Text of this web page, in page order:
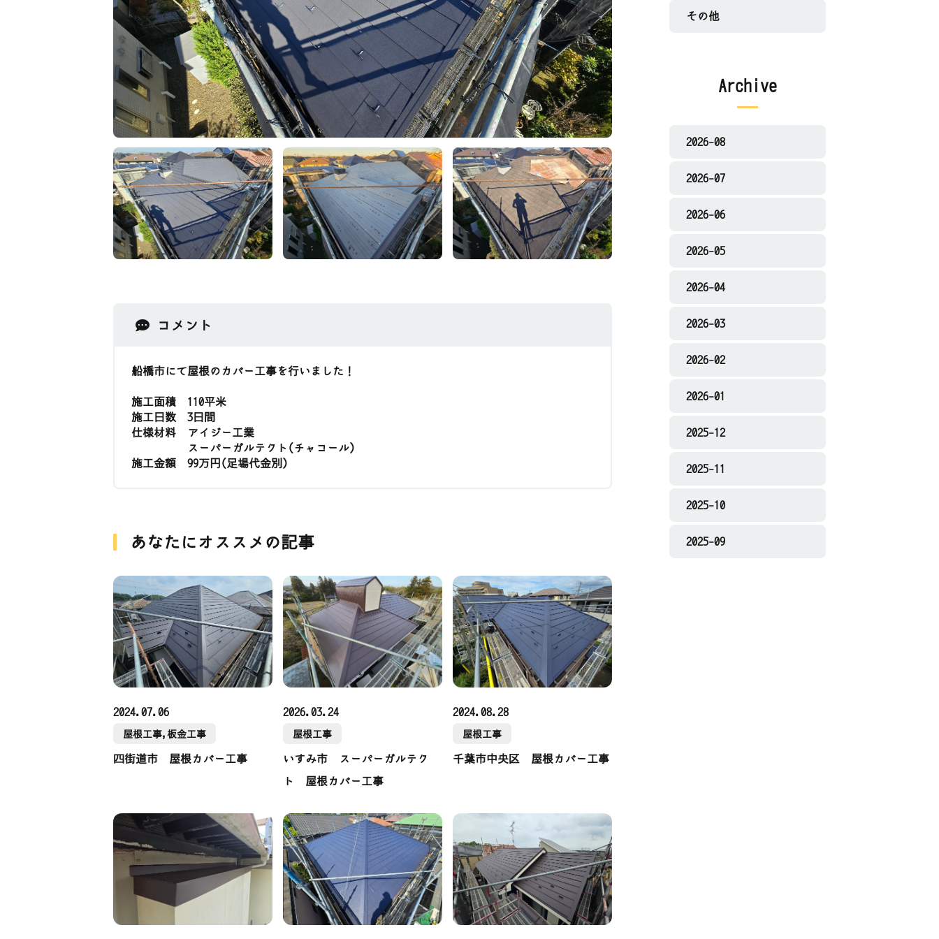
コメント
船橋市にて屋根のカバー工事を行いました！
施工面積 110平米
施工日数 3日間
仕様材料 アイジー工業
スーパーガルテクト(チャコール)
施工金額 99万円(足場代金別)
あなたにオススメの記事
2024.07.06
屋根工事,板金工事
四街道市 屋根カバー工事
2026.03.24
屋根工事
いすみ市 スーパーガルテク
ト 屋根カバー工事
2024.08.28
屋根工事
千葉市中央区 屋根カバー工事
その他
Archive
2026-08
2026-07
2026-06
2026-05
2026-04
2026-03
2026-02
2026-01
2025-12
2025-11
2025-10
2025-09